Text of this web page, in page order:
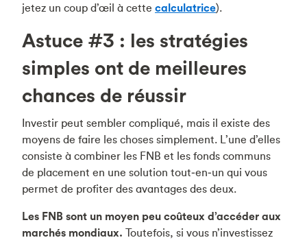
jetez un coup d’œil à cette calculatrice).
Astuce #3 : les stratégies
simples ont de meilleures
chances de réussir
Investir peut sembler compliqué, mais il existe des
moyens de faire les choses simplement. L’une d’elles
consiste à combiner les FNB et les fonds communs
de placement en une solution tout‑en‑un qui vous
permet de profiter des avantages des deux.
Les FNB sont un moyen peu coûteux d’accéder aux
marchés mondiaux. Toutefois, si vous n’investissez